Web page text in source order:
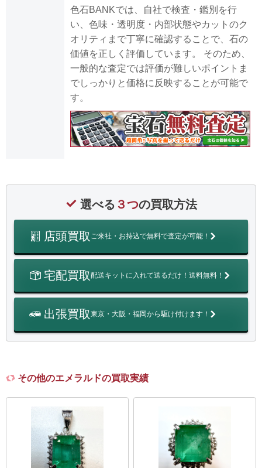
色石BANKでは、自社で検査・鑑別を行
い、色味・透明度・内部状態やカットのク
オリティまで丁寧に確認することで、石の
価値を正しく評価しています。 そのため、
一般的な査定では評価が難しいポイントま
でしっかりと価格に反映することが可能で
す。
選べる ３つの買取方法
店頭買取 ご来社・お持込で無料で査定が可能！
宅配買取配送キットに入れて送るだけ！送料無料！
出張買取東京・大阪・福岡から駆け付けます！
その他のエメラルドの買取実績